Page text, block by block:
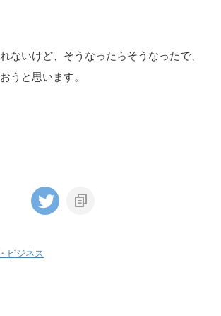
ないけど、そうなったらそうなったで、
うと思います。
ビジネス